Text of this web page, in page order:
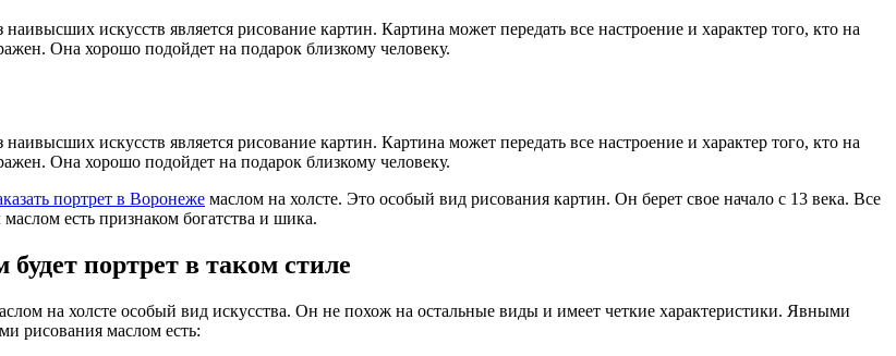
искусств является рисование картин. Картина может передать все настроение и характер того, кто на
Она хорошо подойдет на подарок близкому человеку.
искусств является рисование картин. Картина может передать все настроение и характер того, кто на
Она хорошо подойдет на подарок близкому человеку.
портрет в Воронеже маслом на холсте. Это особый вид рисования картин. Он берет свое начало с 13 века. Все
есть признаком богатства и шика.
портрет в таком стиле
на холсте особый вид искусства. Он не похож на остальные виды и имеет четкие характеристики. Явными
рисования маслом есть: